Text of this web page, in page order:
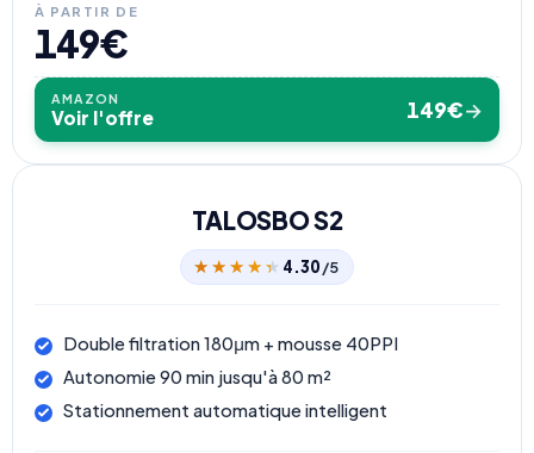
À PARTIR DE
149€
AMAZON
Voir l'offre 149€→
TALOSBO S2
★★★★★
★★★★★ 4.30/5
Double filtration 180μm + mousse 40PPI
Autonomie 90 min jusqu'à 80 m²
Stationnement automatique intelligent